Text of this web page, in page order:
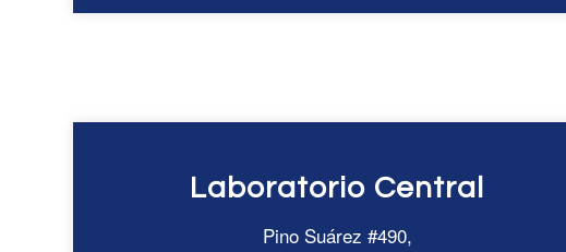
Laboratorio Central
Pino Suárez #490,